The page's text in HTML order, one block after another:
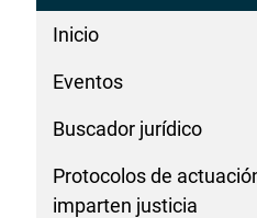
Inicio
Eventos
Buscador jurídico
Protocolos de
imparten justicia